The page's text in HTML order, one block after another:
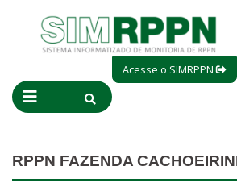
Acesse o SIMRPPN
RPPN FAZENDA